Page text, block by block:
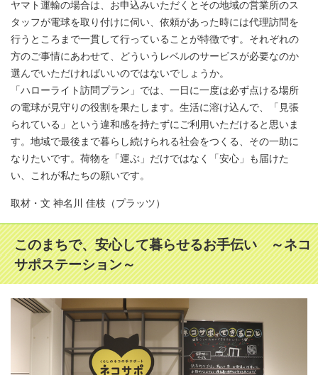
ヤマト運輸の場合は、お申込みいただくとその地域の営業所のス
タッフが電球を取り付けに伺い、依頼があった時には代理訪問を
行うところまで一貫して行っていることが特徴です。それぞれの
方のご事情にあわせて、どういうレベルのサービスが必要なのか
選んでいただければいいのではないでしょうか。
「ハローライト訪問プラン」では、一日に一度は必ず点ける場所
の電球が見守りの役割を果たします。生活に溶け込んで、「見張
られている」という違和感を持たずにご利用いただけると思いま
す。地域で最後まで暮らし続けられる社会をつくる、その一助に
なりたいです。荷物を「運ぶ」だけではなく「安心」も届けた
い、これが私たちの願いです。
取材・文 神名川 佳枝（プラッツ）
このまちで、安心して暮らせるお手伝い ～ネコ
サポステーション～